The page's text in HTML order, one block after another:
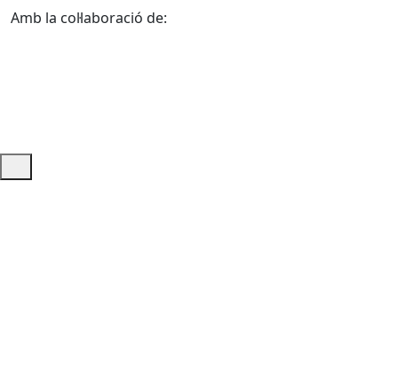
Amb la col·laboració de: